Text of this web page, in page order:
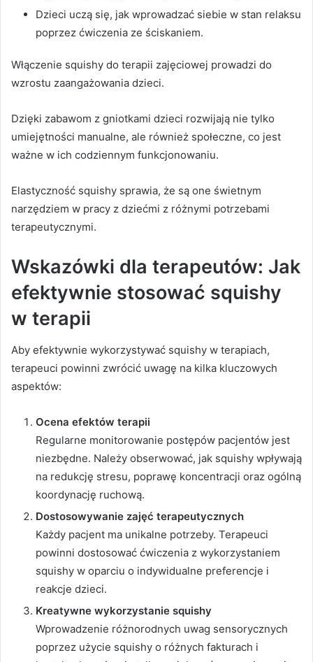
Dzieci uczą się, jak wprowadzać siebie w stan relaksu
poprzez ćwiczenia ze ściskaniem.
Włączenie squishy do terapii zajęciowej prowadzi do
wzrostu zaangażowania dzieci.
Dzięki zabawom z gniotkami dzieci rozwijają nie tylko
umiejętności manualne, ale również społeczne, co jest
ważne w ich codziennym funkcjonowaniu.
Elastyczność squishy sprawia, że są one świetnym
narzędziem w pracy z dziećmi z różnymi potrzebami
terapeutycznymi.
Wskazówki dla terapeutów: Jak
efektywnie stosować squishy
w terapii
Aby efektywnie wykorzystywać squishy w terapiach,
terapeuci powinni zwrócić uwagę na kilka kluczowych
aspektów:
Ocena efektów terapii
Regularne monitorowanie postępów pacjentów jest
niezbędne. Należy obserwować, jak squishy wpływają
na redukcję stresu, poprawę koncentracji oraz ogólną
koordynację ruchową.
Dostosowywanie zajęć terapeutycznych
Każdy pacjent ma unikalne potrzeby. Terapeuci
powinni dostosować ćwiczenia z wykorzystaniem
squishy w oparciu o indywidualne preferencje i
reakcje dzieci.
Kreatywne wykorzystanie squishy
Wprowadzenie różnorodnych uwag sensorycznych
poprzez użycie squishy o różnych fakturach i